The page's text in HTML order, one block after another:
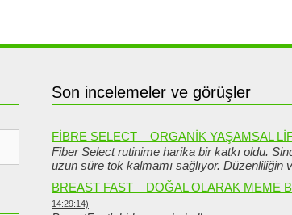
Son incelemeler ve görüşler
FIBRE SELECT – ORGANIK YAŞAMSAL
Fiber Select rutinime harika bir katkı oldu.
uzun süre tok kalmamı sağlıyor. Düzenliliğin
BREAST FAST – DOĞAL OLARAK MEME
14:29:14)